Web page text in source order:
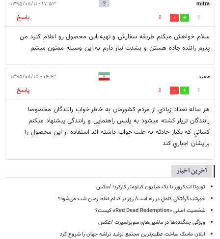
mitra ۱۷:۵۳ - ۱۳۹۵/۰۸/۱۱
1
0
پاسخ
سلام خواهش میکنم طریقه سفارش و تهیه این محصول رو اعلام کنید من
پدرم راننده جاده هستن و بشدت نیاز دارم به این وسیله ممنون میشم
حميد ۰۴:۴۲ - ۱۳۹۵/۰۸/۱۵
1
0
پاسخ
هر ساله تعداد زيادي از مردم كشورمان به خاطر خواب رانندگان مخصوصا
رانندگان تريلر كشته ميشود به پليس راهنمايي و رانندگي پيشنهاد ميكنم
كساني كه يكبار حادثه به علت خواب داشته اند استفاده از اين محصول را
برايشان اجباري كند
آخرین اخبار
تویوتا لندکروزر با یک میلیون کیلومتر کارکرد! /عکس
خورشیدگرفتگی کامل در راه است/ روز در کدام نقاط زمین شب می‌شود؟
شخصیت اصلی «Red Dead Redemption» کیست؟
ویژگی جنگنده‌ها در ماشین‌های سوپراسپرت /عکس
ایلان ماسک ساخت عظیم‌ترین مجتمع تولید تراشه جهان را شروع کرد